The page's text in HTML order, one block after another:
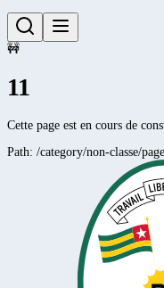
🚧
11
Cette page est en cours de
Path: /category/non-classe/